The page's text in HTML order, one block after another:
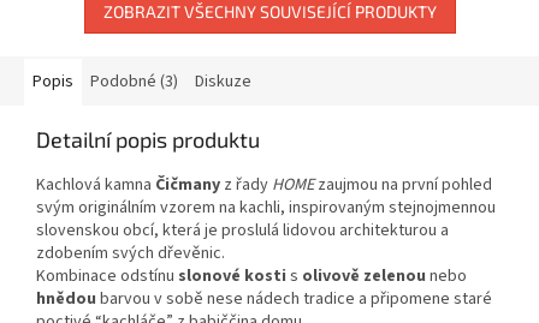
ZOBRAZIT VŠECHNY SOUVISEJÍCÍ PRODUKTY
Popis Podobné (3) Diskuze
Detailní popis produktu
Kachlová kamna Čičmany z řady HOMEzaujmou na první pohled
svým originálním vzorem na kachli, inspirovaným stejnojmennou
slovenskou obcí, která je proslulá lidovou architekturou a
zdobením svých dřevěnic.
Kombinace odstínu slonové kosti s olivově zelenou nebo
hnědou barvou v sobě nese nádech tradice a připomene staré